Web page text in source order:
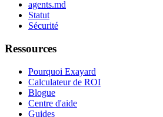
agents.md
Statut
Sécurité
Ressources
Pourquoi Exayard
Calculateur de ROI
Blogue
Centre d'aide
Guides